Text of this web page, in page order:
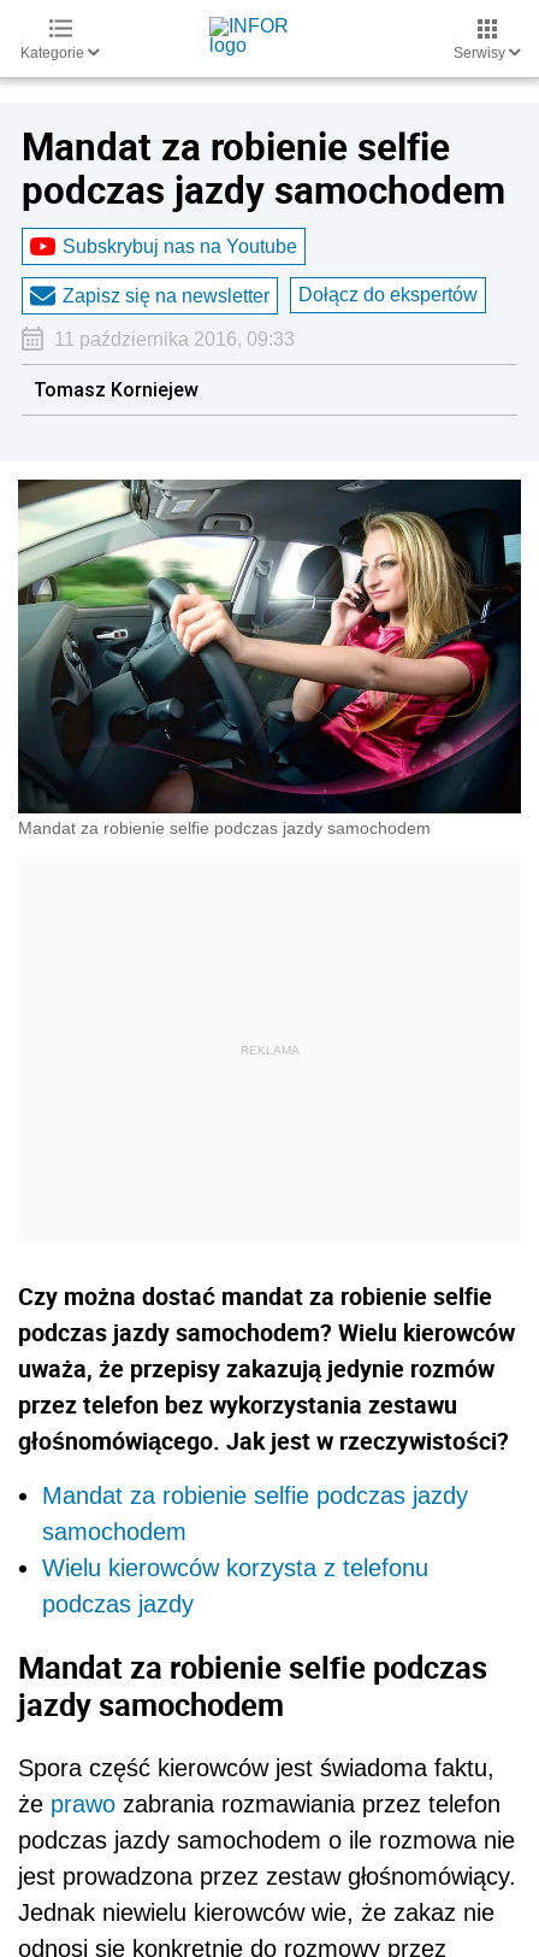
Kategorie Serwisy
Mandat za robienie selfie
podczas jazdy samochodem
Subskrybuj nas na Youtube
Zapisz się na newsletter Dołącz do ekspertów
11 października 2016, 09:33
Tomasz Korniejew
Mandat za robienie selfie podczas jazdy samochodem
Czy można dostać mandat za robienie selfie
podczas jazdy samochodem? Wielu kierowców
uważa, że przepisy zakazują jedynie rozmów
przez telefon bez wykorzystania zestawu
głośnomówiącego. Jak jest w rzeczywistości?
Mandat za robienie selfie podczas jazdy
samochodem
Wielu kierowców korzysta z telefonu
podczas jazdy
Mandat za robienie selfie podczas
jazdy samochodem
Spora część kierowców jest świadoma faktu,
że prawo zabrania rozmawiania przez telefon
podczas jazdy samochodem o ile rozmowa nie
jest prowadzona przez zestaw głośnomówiący.
Jednak niewielu kierowców wie, że zakaz nie
odnosi się konkretnie do rozmowy przez